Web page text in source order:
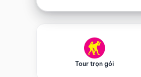
Tour trọn gói